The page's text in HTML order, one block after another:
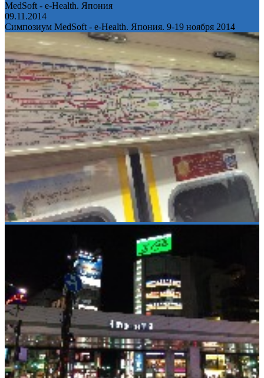
MedSoft - e-Health. Япония
09.11.2014
Симпозиум MedSoft - e-Health. Япония. 9-19 ноября 2014